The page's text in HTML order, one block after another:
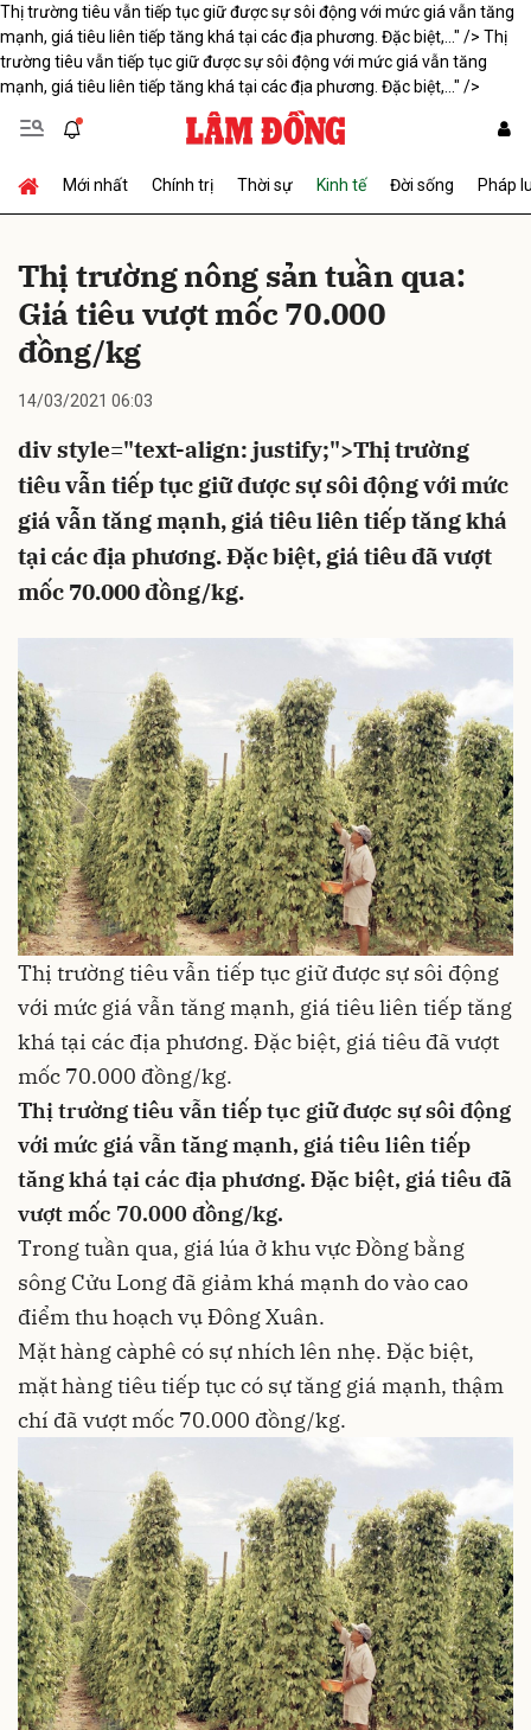
Thị trường tiêu vẫn tiếp tục giữ được sự sôi động với mức giá vẫn tăng
mạnh, giá tiêu liên tiếp tăng khá tại các địa phương. Đặc biệt,..." /> Thị
trường tiêu vẫn tiếp tục giữ được sự sôi động với mức giá vẫn tăng
mạnh, giá tiêu liên tiếp tăng khá tại các địa phương. Đặc biệt,..." />
Mới nhất Chính trị Thời sự Kinh tế Đời sống Pháp
Thị trường nông sản tuần qua:
Giá tiêu vượt mốc 70.000
đồng/kg
14/03/2021 06:03
div style="text-align: justify;">Thị trường
tiêu vẫn tiếp tục giữ được sự sôi động với mức
giá vẫn tăng mạnh, giá tiêu liên tiếp tăng khá
tại các địa phương. Đặc biệt, giá tiêu đã vượt
mốc 70.000 đồng/kg.
Thị trường tiêu vẫn tiếp tục giữ được sự sôi động
với mức giá vẫn tăng mạnh, giá tiêu liên tiếp tăng
khá tại các địa phương. Đặc biệt, giá tiêu đã vượt
mốc 70.000 đồng/kg.
Thị trường tiêu vẫn tiếp tục giữ được sự sôi động
với mức giá vẫn tăng mạnh, giá tiêu liên tiếp
tăng khá tại các địa phương. Đặc biệt, giá tiêu đã
vượt mốc 70.000 đồng/kg.
Trong tuần qua, giá lúa ở khu vực Đồng bằng
sông Cửu Long đã giảm khá mạnh do vào cao
điểm thu hoạch vụ Đông Xuân.
Mặt hàng càphê có sự nhích lên nhẹ. Đặc biệt,
mặt hàng tiêu tiếp tục có sự tăng giá mạnh, thậm
chí đã vượt mốc 70.000 đồng/kg.
Gửi bình luận